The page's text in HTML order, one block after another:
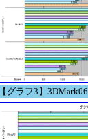
【グラフ3】